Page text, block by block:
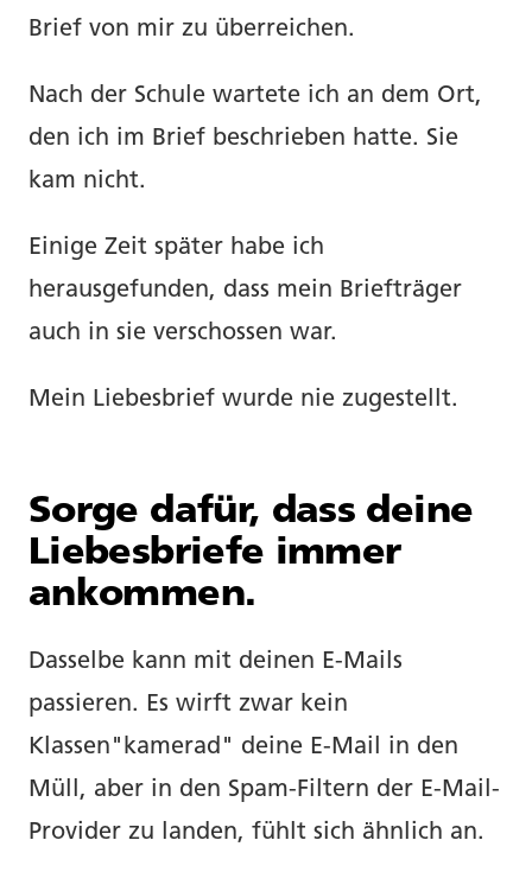
Brief von mir zu überreichen.
Nach der Schule wartete ich an dem Ort,
den ich im Brief beschrieben hatte. Sie
kam nicht.
Einige Zeit später habe ich
herausgefunden, dass mein Briefträger
auch in sie verschossen war.
Mein Liebesbrief wurde nie zugestellt.
Sorge dafür, dass deine
Liebesbriefe immer
ankommen.
Dasselbe kann mit deinen E-Mails
passieren. Es wirft zwar kein
Klassen"kamerad" deine E-Mail in den
Müll, aber in den Spam-Filtern der E-Mail-
Provider zu landen, fühlt sich ähnlich an.